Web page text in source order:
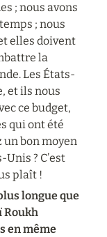
; nous avons
; nous
elles doivent
la
Les États-
et ils nous
ce budget,
qui ont été
un bon moyen
? C’est
plaît !
longue que
Roukh
en même